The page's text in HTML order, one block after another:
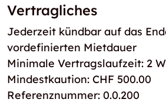
Vertragliches
Jederzeit kündbar auf das
vordefinierten Mietdauer
Minimale Vertragslaufzeit: 2
Mindestkaution: CHF 500.00
Referenznummer: 0.0.200